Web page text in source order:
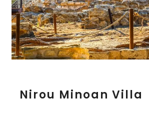
i
Nirou Minoan Villa